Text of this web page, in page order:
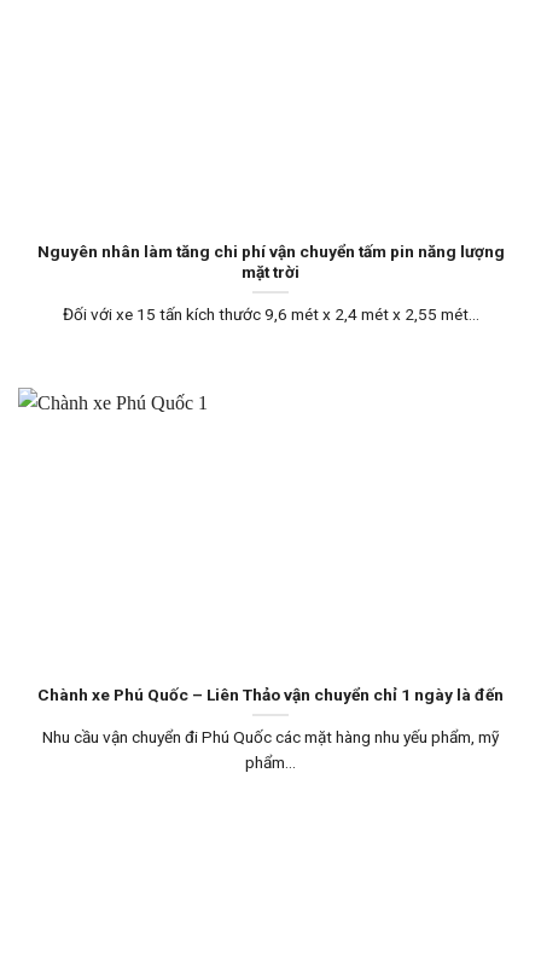
Nguyên nhân làm tăng chi phí vận chuyển tấm pin năng lượng
mặt trời
Đối với xe 15 tấn kích thước 9,6 mét x 2,4 mét x 2,55 mét...
Chành xe Phú Quốc – Liên Thảo vận chuyển chỉ 1 ngày là đến
Nhu cầu vận chuyển đi Phú Quốc các mặt hàng nhu yếu phẩm, mỹ
phẩm...